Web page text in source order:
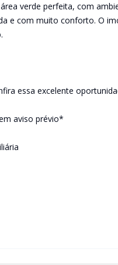
verde perfeita, com
e com muito conforto. O
essa excelente
aviso prévio*